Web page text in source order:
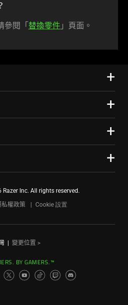
參閱「 替換零件 」 頁面 。
Inc. All rights reserved.
私權政策 Cookie 設置
變更位置 >
BY GAMERS.™